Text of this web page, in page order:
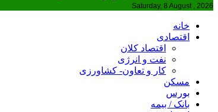
Saturday, 8 August , 2026
خانه
اقتصادی
اقتصاد کلان
نفت و انرژی
کار و تعاون- کشاورزی
مسکن
بورس
بانک / بیمه